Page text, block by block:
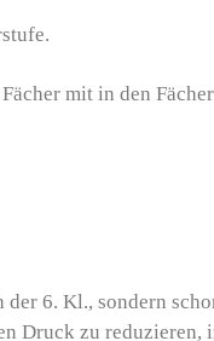
mit in den
6. Kl., sondern
Druck zu reduzieren,